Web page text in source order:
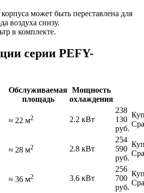
может быть переставлена для
воздуха снизу.
в комплекте.
серии PEFY-
Обслуживаемая
площадь
Мощность
охлаждения
≈ 22 м2 2.2 кВт
238
130
руб.
≈ 28 м2 2.8 кВт
254
590
руб.
≈ 36 м2 3.6 кВт
256
700
руб.